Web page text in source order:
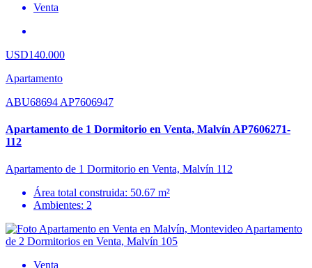
Venta
USD140.000
Apartamento
ABU68694 AP7606947
Apartamento de 1 Dormitorio en Venta, Malvín AP7606271-
112
Apartamento de 1 Dormitorio en Venta, Malvín 112
Área total construida: 50.67 m²
Ambientes: 2
Venta